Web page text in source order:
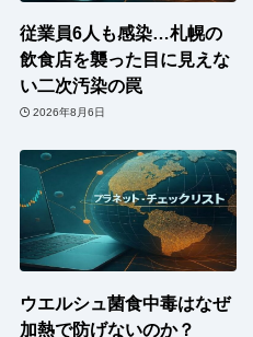
従業員6人も感染…札幌の
飲食店を襲った目に見えな
い二次汚染の罠
2026年8月6日
ウエルシュ菌食中毒はなぜ
加熱で防げないのか？